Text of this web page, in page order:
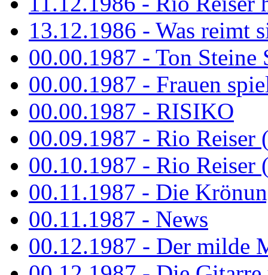
13.12.1986 - Was reimt
00.00.1987 - Ton Steine
00.00.1987 - Frauen
00.00.1987 - RISIKO
00.09.1987 - Rio Reiser
00.10.1987 - Rio Reiser
00.11.1987 - Die
00.11.1987 - News
00.12.1987 - Der milde